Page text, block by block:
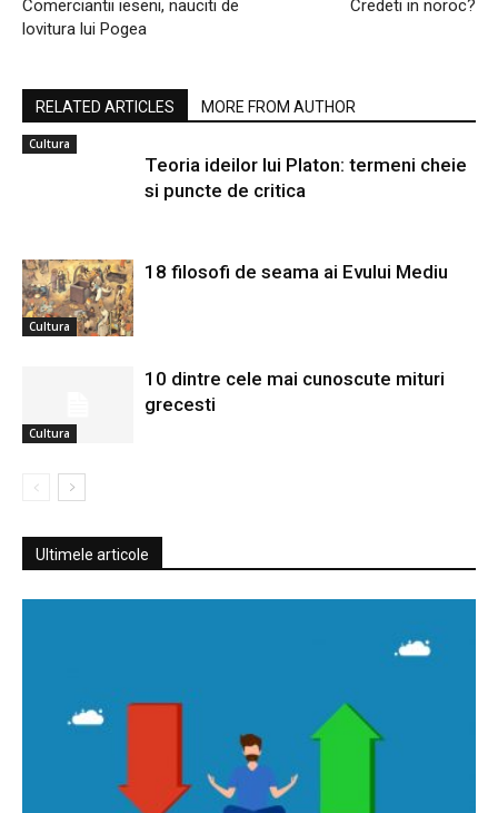
Comerciantii ieseni, nauciti de
lovitura lui Pogea
Credeti in noroc?
RELATED ARTICLES MORE FROM AUTHOR
Cultura
Teoria ideilor lui Platon: termeni cheie
si puncte de critica
Cultura
18 filosofi de seama ai Evului Mediu
Cultura
10 dintre cele mai cunoscute mituri
grecesti
Ultimele articole